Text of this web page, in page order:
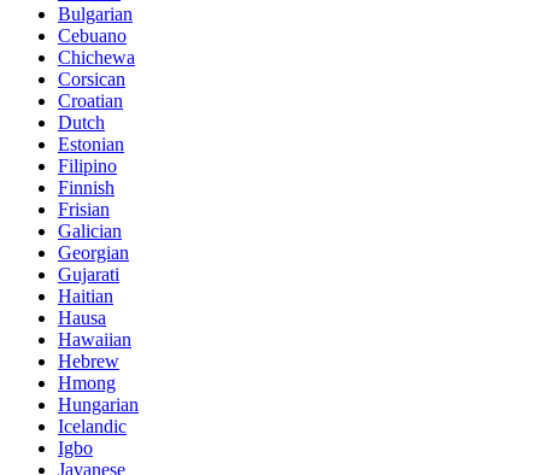
Bulgarian
Cebuano
Chichewa
Corsican
Croatian
Dutch
Estonian
Filipino
Finnish
Frisian
Galician
Georgian
Gujarati
Haitian
Hausa
Hawaiian
Hebrew
Hmong
Hungarian
Icelandic
Igbo
Javanese